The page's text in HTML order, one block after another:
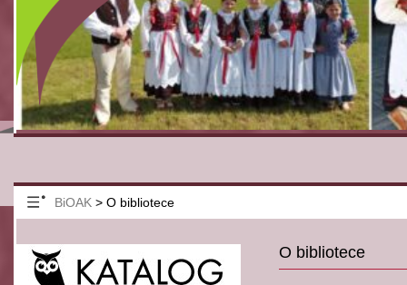
BiOAK > O bibliotece
O bibliotece